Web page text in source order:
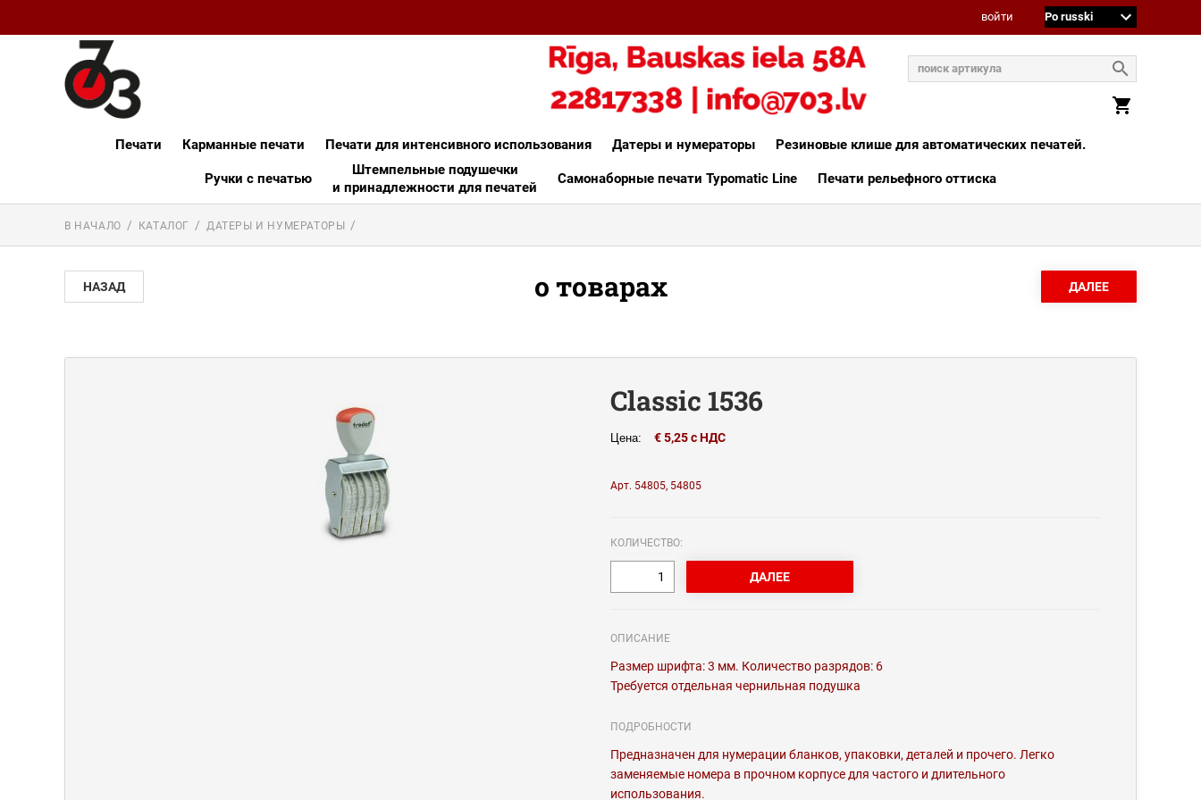
войти
Печати Карманные печати Печати для интенсивного использования Датеры и нумераторы Резиновые клише для автоматических печатей.
Ручки с печатью
Штемпельные подушечки
и принадлежности для печатей
Самонаборные печати Typomatic Line Печати рельефного оттиска
В НАЧАЛО КАТАЛОГ ДАТЕРЫ И НУМЕРАТОРЫ
НАЗАД о товарах
Classic 1536
Цена: € 5,25 с НДС
Арт. 54805, 54805
КОЛИЧЕСТВО:
ОПИСАНИЕ
Размер шрифта: 3 мм. Количество разрядов: 6
Требуется отдельная чернильная подушка
ПОДРОБНОСТИ
Предназначен для нумерации бланков, упаковки, деталей и прочего. Легко
заменяемые номера в прочном корпусе для частого и длительного
использования.